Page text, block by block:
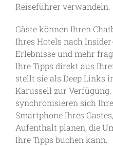
Reiseführer verwandeln.
Gäste können Ihren
Ihres Hotels nach
Erlebnisse und mehr
Ihre Tipps direkt aus
stellt sie als Deep Links
Karussell zur
synchronisieren sich
Smartphone Ihres
Aufenthalt planen, die
Ihre Tipps buchen kann.